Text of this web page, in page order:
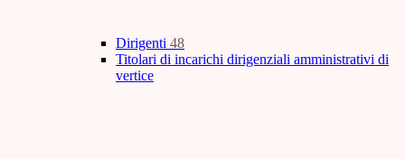
Dirigenti 48
Titolari di incarichi dirigenziali amministrativi di
vertice